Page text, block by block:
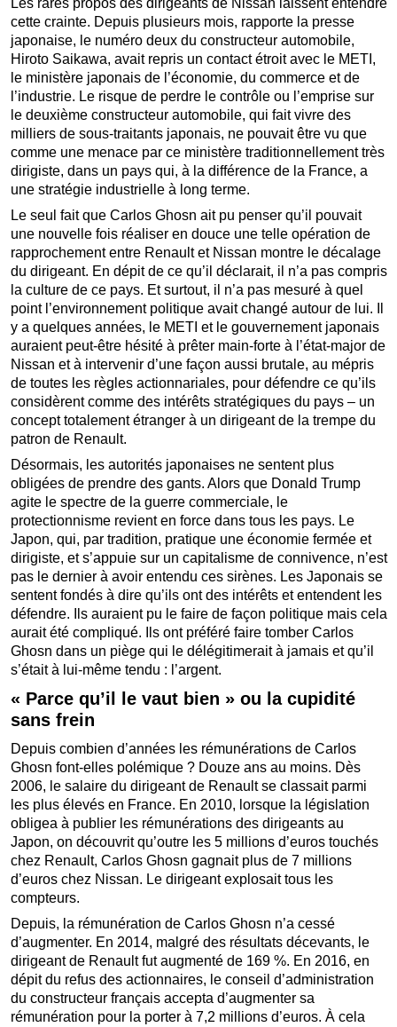
Les rares propos des dirigeants de Nissan laissent entendre
cette crainte. Depuis plusieurs mois, rapporte la presse
japonaise, le numéro deux du constructeur automobile,
Hiroto Saikawa, avait repris un contact étroit avec le METI,
le ministère japonais de l’économie, du commerce et de
l’industrie. Le risque de perdre le contrôle ou l’emprise sur
le deuxième constructeur automobile, qui fait vivre des
milliers de sous-traitants japonais, ne pouvait être vu que
comme une menace par ce ministère traditionnellement très
dirigiste, dans un pays qui, à la différence de la France, a
une stratégie industrielle à long terme.
Le seul fait que Carlos Ghosn ait pu penser qu’il pouvait
une nouvelle fois réaliser en douce une telle opération de
rapprochement entre Renault et Nissan montre le décalage
du dirigeant. En dépit de ce qu’il déclarait, il n’a pas compris
la culture de ce pays. Et surtout, il n’a pas mesuré à quel
point l’environnement politique avait changé autour de lui. Il
y a quelques années, le METI et le gouvernement japonais
auraient peut-être hésité à prêter main-forte à l’état-major de
Nissan et à intervenir d’une façon aussi brutale, au mépris
de toutes les règles actionnariales, pour défendre ce qu’ils
considèrent comme des intérêts stratégiques du pays – un
concept totalement étranger à un dirigeant de la trempe du
patron de Renault.
Désormais, les autorités japonaises ne sentent plus
obligées de prendre des gants. Alors que Donald Trump
agite le spectre de la guerre commerciale, le
protectionnisme revient en force dans tous les pays. Le
Japon, qui, par tradition, pratique une économie fermée et
dirigiste, et s’appuie sur un capitalisme de connivence, n’est
pas le dernier à avoir entendu ces sirènes. Les Japonais se
sentent fondés à dire qu’ils ont des intérêts et entendent les
défendre. Ils auraient pu le faire de façon politique mais cela
aurait été compliqué. Ils ont préféré faire tomber Carlos
Ghosn dans un piège qui le délégitimerait à jamais et qu’il
s’était à lui-même tendu : l’argent.
« Parce qu’il le vaut bien » ou la cupidité
sans frein
Depuis combien d’années les rémunérations de Carlos
Ghosn font-elles polémique ? Douze ans au moins. Dès
2006, le salaire du dirigeant de Renault se classait parmi
les plus élevés en France. En 2010, lorsque la législation
obligea à publier les rémunérations des dirigeants au
Japon, on découvrit qu’outre les 5 millions d’euros touchés
chez Renault, Carlos Ghosn gagnait plus de 7 millions
d’euros chez Nissan. Le dirigeant explosait tous les
compteurs.
Depuis, la rémunération de Carlos Ghosn n’a cessé
d’augmenter. En 2014, malgré des résultats décevants, le
dirigeant de Renault fut augmenté de 169 %. En 2016, en
dépit du refus des actionnaires, le conseil d’administration
du constructeur français accepta d’augmenter sa
rémunération pour la porter à 7,2 millions d’euros. À cela